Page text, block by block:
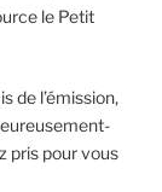
le Petit
de l’émission,
pris pour vous